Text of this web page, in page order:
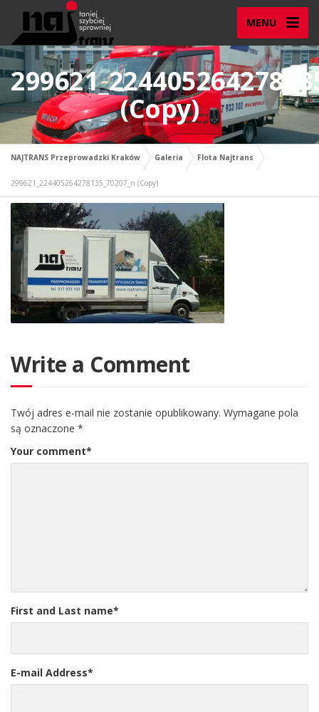
MENU
(Copy)
NAJTRANS Przeprowadzki Kraków Galeria Flota Najtrans
299621_224405264278135_70207_n (Copy)
Write a Comment
Twój adres e-mail nie zostanie opublikowany. Wymagane pola
są oznaczone *
Your comment*
First and Last name*
E-mail Address*